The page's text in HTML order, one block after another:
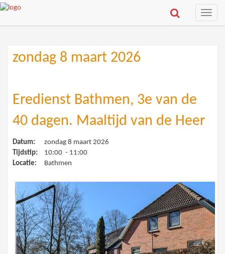
Toggle
zondag 8 maart 2026
Eredienst Bathmen, 3e van de
40 dagen. Maaltijd van de Heer
Datum:
zondag 8 maart 2026
Tijdstip:
10:00 - 11:00
Locatie:
Bathmen